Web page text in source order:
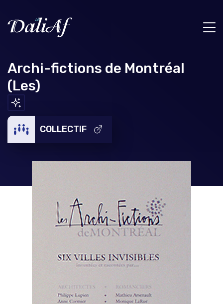
Archi-fictions de Montréal
(Les)
COLLECTIF